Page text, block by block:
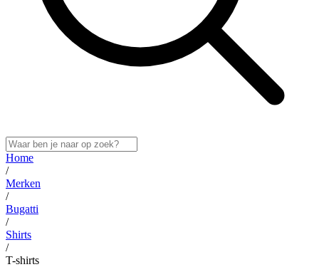
Home
/
Merken
/
Bugatti
/
Shirts
/
T-shirts